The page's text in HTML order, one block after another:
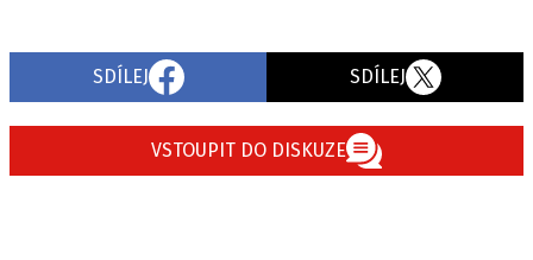
SDÍLEJ SDÍLEJ
VSTOUPIT DO DISKUZE